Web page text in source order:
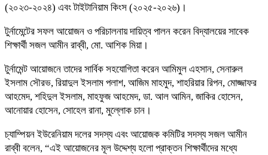
(২০২৩-২০২৪) এবং টাইটানিয়াম কিংস (২০২৫-২০২৬)।
টুর্নামেন্টের সফল আয়োজন ও পরিচালনায় দায়িত্ব পালন করেন বিদ্যালয়ের সাবেক
শিক্ষার্থী সজল আমীন রাব্বী, মো. আশিক মিয়া।
টুর্নামেন্ট আয়োজনে তাদের সার্বিক সহযোগিতা করেন আমিমুল এহসান, সেনারুল
ইসলাম সৌরভ, রিয়াদুল ইসলাম পলাশ, আজিম মাহমুদ, শাহরিয়ার রিপন, মোজ্জাফর
আহমেদ, শহিদুল ইসলাম, মাহফুজ আহমেদ, ডা. আল আমিন, জাকির হোসেন,
আনোয়ার হোসেন, সোহেল রানা, মুল্লোক চান।
চ্যাম্পিয়ন ইউরেনিয়াম দলের সদস্য এবং আয়োজক কমিটির সদস্য সজল আমীন
রাব্বী বলেন, “এই আয়োজনের মূল উদ্দেশ্য হলো প্রাক্তন শিক্ষার্থীদের মধ্যে